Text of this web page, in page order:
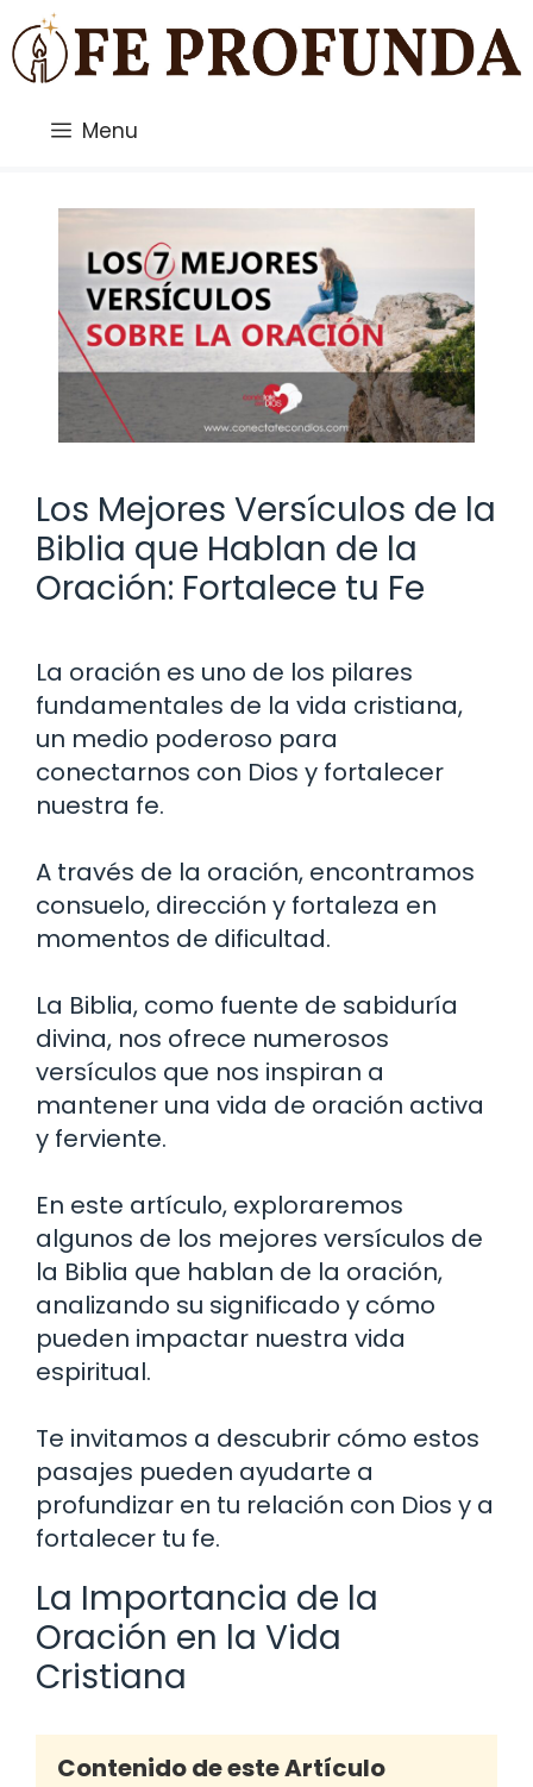
Saltar
al
contenido
Menu
Los Mejores Versículos de la
Biblia que Hablan de la
Oración: Fortalece tu Fe
La oración es uno de los pilares
fundamentales de la vida cristiana,
un medio poderoso para
conectarnos con Dios y fortalecer
nuestra fe.
A través de la oración, encontramos
consuelo, dirección y fortaleza en
momentos de dificultad.
La Biblia, como fuente de sabiduría
divina, nos ofrece numerosos
versículos que nos inspiran a
mantener una vida de oración activa
y ferviente.
En este artículo, exploraremos
algunos de los mejores versículos de
la Biblia que hablan de la oración,
analizando su significado y cómo
pueden impactar nuestra vida
espiritual.
Te invitamos a descubrir cómo estos
pasajes pueden ayudarte a
profundizar en tu relación con Dios y a
fortalecer tu fe.
La Importancia de la
Oración en la Vida
Cristiana
Contenido de este Artículo